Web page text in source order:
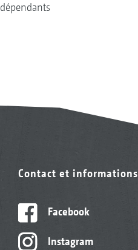
Contact et informations
Facebook
Instagram